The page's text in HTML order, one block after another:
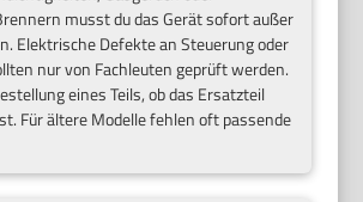
musst du das Gerät sofort außer
Elektrische Defekte an Steuerung oder
nur von Fachleuten geprüft werden.
eines Teils, ob das Ersatzteil
Für ältere Modelle fehlen oft passende